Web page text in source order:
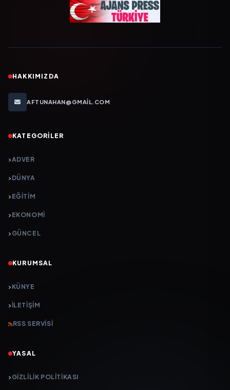
HAKKIMIZDA
AFTUNAHAN@GMAIL.COM
KATEGORILER
ADVER
DÜNYA
EĞİTİM
EKONOMİ
GÜNCEL
KURUMSAL
KÜNYE
İLETIŞIM
RSS SERVISI
YASAL
GIZLILIK POLITIKASI